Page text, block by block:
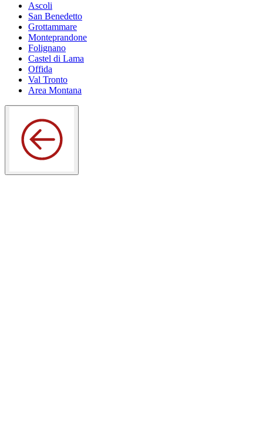
Ascoli
San Benedetto
Grottammare
Monteprandone
Folignano
Castel di Lama
Offida
Val Tronto
Area Montana